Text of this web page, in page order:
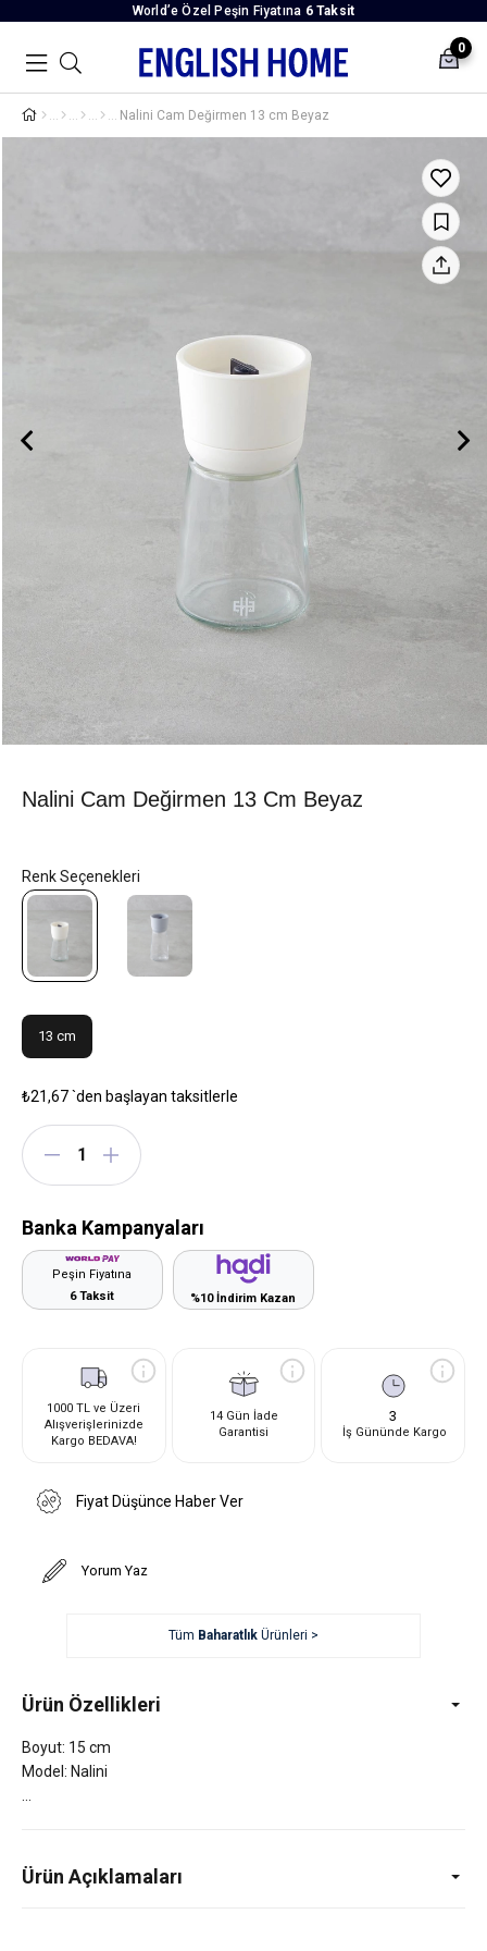
World’e Özel Peşin Fiyatına 6 Taksit
0
Nalini Cam Değirmen 13 cm Beyaz
Nalini Cam Değirmen 13 Cm Beyaz
13 cm
₺21,67`den başlayan taksitlerle
Banka Kampanyaları
Peşin Fiyatına
6 Taksit
%10 İndirim Kazan
1000 TL ve Üzeri
Alışverişlerinizde
Kargo BEDAVA!
14 Gün İade
Garantisi
3
İş Gününde Kargo
Fiyat Düşünce Haber Ver
Yorum Yaz
Tüm BaharatlıkÜrünleri >
Ürün Özellikleri
Boyut: 15 cm
Model: Nalini
Ürün Açıklamaları